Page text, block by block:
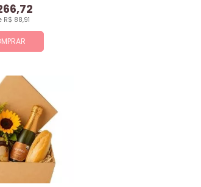
R$ 88,91